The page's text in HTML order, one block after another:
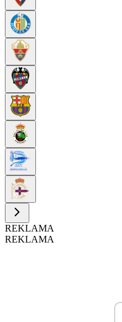
REKLAMA
REKLAMA